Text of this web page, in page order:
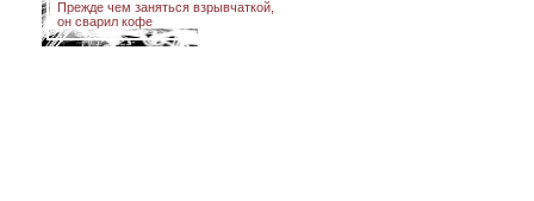
Прежде чем заняться взрывчаткой,
он сварил кофе